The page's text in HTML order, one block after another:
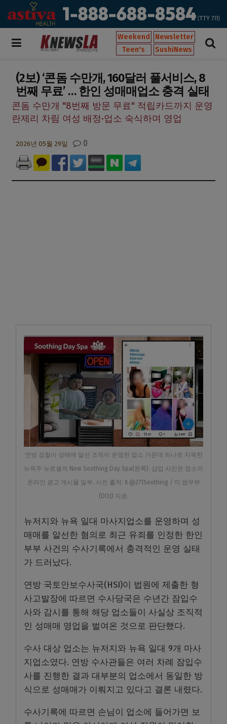
Weekend
Newsletter
Teen's
SushiNews
(2보) ‘콘돔 수만개, 160달러 풀서비스, 8
번째 무료’ … 한인 성매매업소 충격 실태
콘돔 수만개 "8번째 방문 무료" 적립카드까지 운영
란제리 차림 여성 배정·업소 숙식하며 영업
2026년 05월 29일 0
연방 검찰이 성매매 알선 조직이 운영한 업소 가운데 하나로 지목한
뉴욕주 뉴로셸의 New Soothing Day Spa(왼쪽). 삽입 사진은 업소의
온라인 광고 게시물 일부. 사진 출처: X @271Soothing / 미 법무부
(DOJ) 자료.
뉴저지와 뉴욕 일대 마사지업소를 운영하며 성
매매를 알선한 혐의로 최근 유죄를 인정한 한인
부부 사건의 수사기록에서 충격적인 운영 실태
가 드러났다.
연방 국토안보수사국(HSI)이 법원에 제출한 형
사고발장에 따르면 수사당국은 수년간 잠입수
사와 감시를 통해 해당 업소들이 사실상 조직적
인 성매매 영업을 벌여온 것으로 판단했다.
수사 대상 업소는 뉴저지와 뉴욕 일대 9개 마사
지업소였다. 연방 수사관들은 여러 차례 잠입수
사를 진행한 결과 대부분의 업소에서 동일한 방
식으로 성매매가 이뤄지고 있다고 결론 내렸다.
수사기록에 따르면 손님이 업소에 들어가면 보